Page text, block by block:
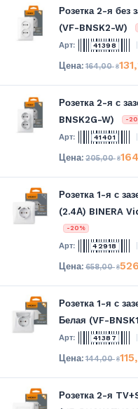
Розетка 2-я без
(VF-BNSK2-W)
41398
164,00₴
Розетка 2-я с
BNSK2G-W)
-
41401
205,00₴
Розетка 1-я с
(2.4А) BINERA
-20%
42918
658,00₴
Розетка 1-я с
Белая (VF-
41387
144,00₴
Розетка 2-я